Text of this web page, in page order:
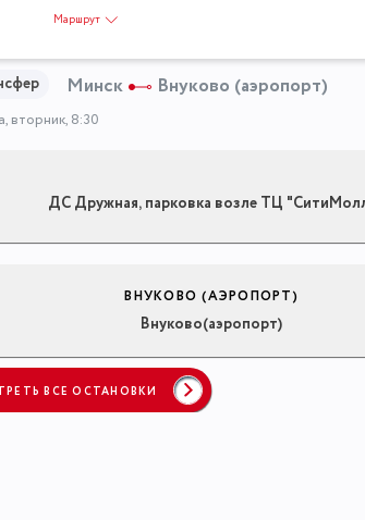
Маршрут
Минск Внуково (аэропорт)
вторник, 8:30
ДС Дружная, парковка возле ТЦ
ВНУКОВО (АЭРОПОРТ)
Внуково(аэропорт)
ВСЕ ОСТАНОВКИ